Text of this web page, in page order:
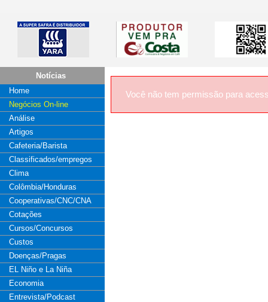
Notícias
Home
Negócios On-line
Análise
Artigos
Cafeteria/Barista
Classificados/empregos
Clima
Colômbia/Honduras
Cooperativas/CNC/CNA
Cotações
Cursos/Concursos
Custos
Doenças/Pragas
EL Niño e La Niña
Economia
Entrevista/Podcast
Você não tem permissão para